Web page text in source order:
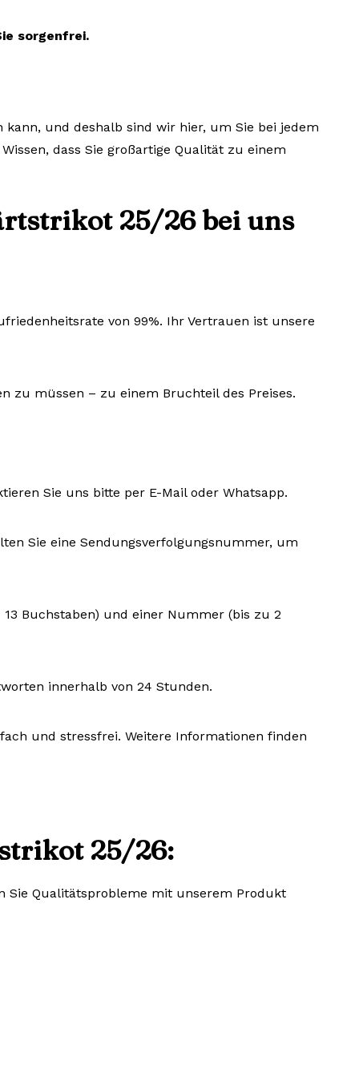
sorgenfrei.
und deshalb sind wir hier, um Sie bei jedem
dass Sie großartige Qualität zu einem
25/26 bei uns
von 99%. Ihr Vertrauen ist unsere
zu müssen – zu einem Bruchteil des Preises.
Sie uns bitte per E-Mail oder Whatsapp.
Sie eine Sendungsverfolgungsnummer, um
Buchstaben) und einer Nummer (bis zu 2
innerhalb von 24 Stunden.
und stressfrei. Weitere Informationen finden
25/26:
Sie Qualitätsprobleme mit unserem Produkt